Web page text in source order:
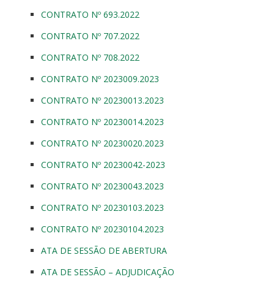
CONTRATO Nº 693.2022
CONTRATO Nº 707.2022
CONTRATO Nº 708.2022
CONTRATO Nº 2023009.2023
CONTRATO Nº 20230013.2023
CONTRATO Nº 20230014.2023
CONTRATO Nº 20230020.2023
CONTRATO Nº 20230042-2023
CONTRATO Nº 20230043.2023
CONTRATO Nº 20230103.2023
CONTRATO Nº 20230104.2023
ATA DE SESSÃO DE ABERTURA
ATA DE SESSÃO – ADJUDICAÇÃO